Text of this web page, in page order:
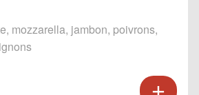
mozzarella, jambon, poivrons,